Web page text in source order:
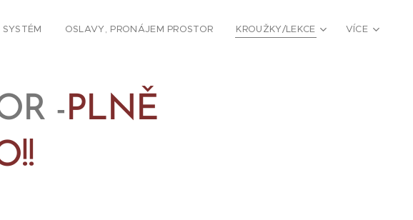
OSLAVY, PRONÁJEM PROSTOR KROUŽKY/LEKCE VÍCE
-PLNĚ